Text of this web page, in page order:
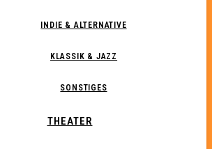
INDIE & ALTERNATIVE
KLASSIK & JAZZ
SONSTIGES
THEATER